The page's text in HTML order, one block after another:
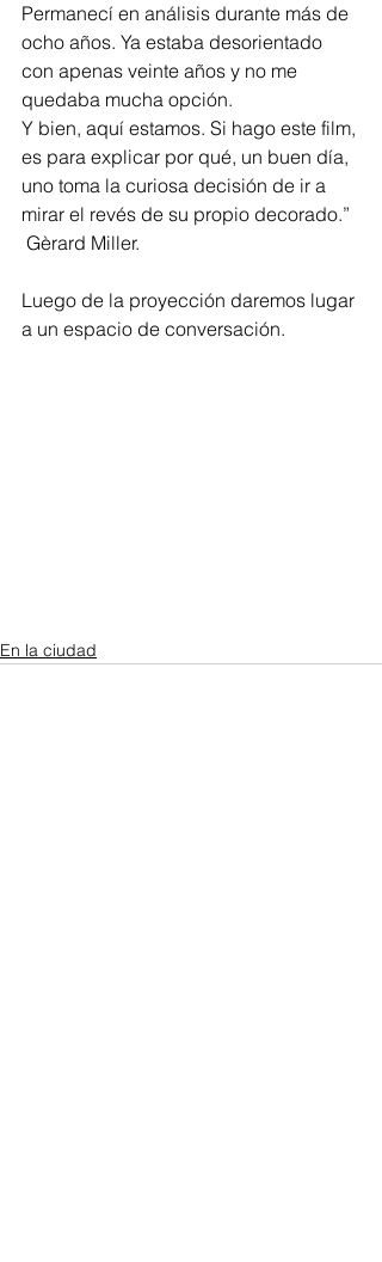
Permanecí en análisis durante más de
ocho años. Ya estaba desorientado
con apenas veinte años y no me
quedaba mucha opción.
Y bien, aquí estamos. Si hago este film,
es para explicar por qué, un buen día,
uno toma la curiosa decisión de ir a
mirar el revés de su propio decorado.”
Gèrard Miller.
Luego de la proyección daremos lugar
a un espacio de conversación.
En la ciudad